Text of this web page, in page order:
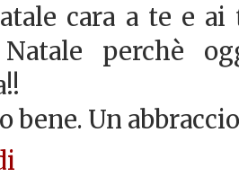
cara a te e
Natale perchè
bene. Un